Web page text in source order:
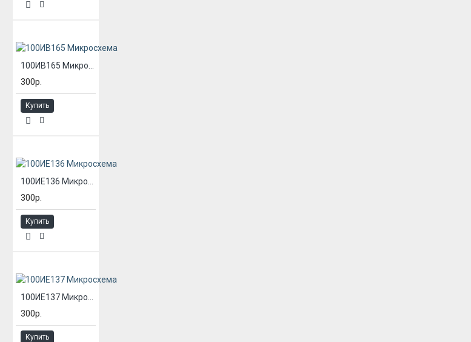
300р.
Купить
300р.
Купить
300р.
Купить